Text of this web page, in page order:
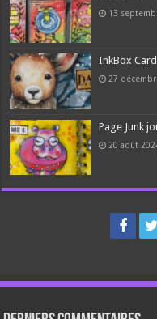
13
InkBox
27
Page Junk
20 août